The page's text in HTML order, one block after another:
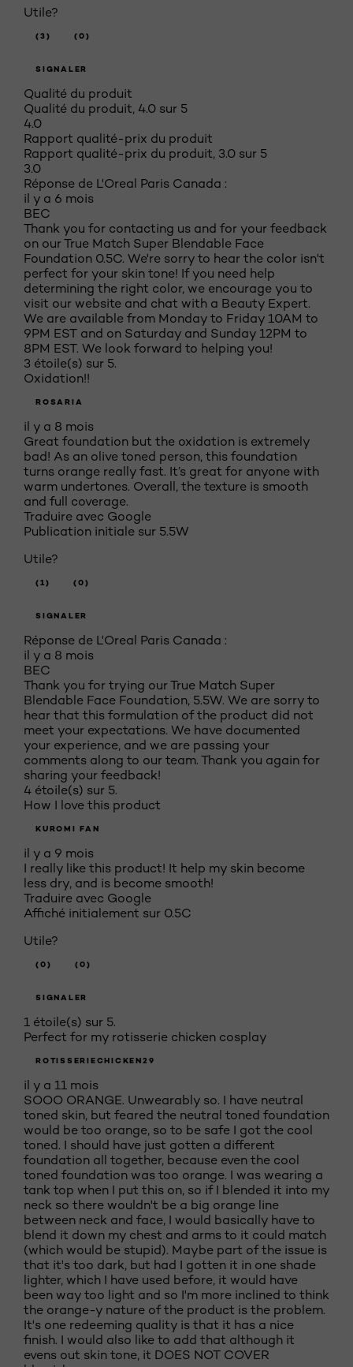
Utile?
(3) (0)
SIGNALER
Qualité du produit
Qualité du produit, 4.0 sur 5
4.0
Rapport qualité-prix du produit
Rapport qualité-prix du produit, 3.0 sur 5
3.0
Réponse de L'Oreal Paris Canada :
il y a 6 mois
BEC
Thank you for contacting us and for your feedback
on our True Match Super Blendable Face
Foundation 0.5C. We're sorry to hear the color isn't
perfect for your skin tone! If you need help
determining the right color, we encourage you to
visit our website and chat with a Beauty Expert.
We are available from Monday to Friday 10AM to
9PM EST and on Saturday and Sunday 12PM to
8PM EST. We look forward to helping you!
3 étoile(s) sur 5.
Oxidation!!
ROSARIA
il y a 8 mois
Great foundation but the oxidation is extremely
bad! As an olive toned person, this foundation
turns orange really fast. It’s great for anyone with
warm undertones. Overall, the texture is smooth
and full coverage.
Traduire avec Google
Publication initiale sur 5.5W
Utile?
(1) (0)
SIGNALER
Réponse de L'Oreal Paris Canada :
il y a 8 mois
BEC
Thank you for trying our True Match Super
Blendable Face Foundation, 5.5W. We are sorry to
hear that this formulation of the product did not
meet your expectations. We have documented
your experience, and we are passing your
comments along to our team. Thank you again for
sharing your feedback!
4 étoile(s) sur 5.
How I love this product
KUROMI FAN
il y a 9 mois
I really like this product! It help my skin become
less dry, and is become smooth!
Traduire avec Google
Affiché initialement sur 0.5C
Utile?
(0) (0)
SIGNALER
1 étoile(s) sur 5.
Perfect for my rotisserie chicken cosplay
ROTISSERIECHICKEN29
il y a 11 mois
SOOO ORANGE. Unwearably so. I have neutral
toned skin, but feared the neutral toned foundation
would be too orange, so to be safe I got the cool
toned. I should have just gotten a different
foundation all together, because even the cool
toned foundation was too orange. I was wearing a
tank top when I put this on, so if I blended it into my
neck so there wouldn't be a big orange line
between neck and face, I would basically have to
blend it down my chest and arms to it could match
(which would be stupid). Maybe part of the issue is
that it's too dark, but had I gotten it in one shade
lighter, which I have used before, it would have
been way too light and so I'm more inclined to think
the orange-y nature of the product is the problem.
It's one redeeming quality is that it has a nice
finish. I would also like to add that although it
evens out skin tone, it DOES NOT COVER